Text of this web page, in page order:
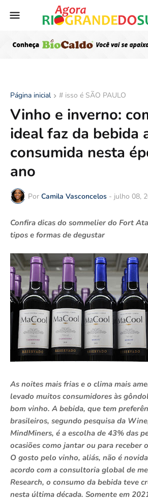
Página inicial # isso é SÃO PAULO
Vinho e inverno:
ideal faz da bebida
consumida nesta
ano
Por Camila Vasconcelos - julho 08,
Confira dicas do sommelier do Fort
tipos e formas de degustar
As noites mais frias e o clima mais
levado muitos consumidores às
bom vinho. A bebida, que tem
brasileiros, segundo pesquisa da
MindMiners, é a escolha de 43% das
ocasiões como jantar ou para receber
O gosto pelo vinho, aliás, não é
acordo com a consultoria global de
Research, o consumo da bebida teve
nesta última década. Somente em